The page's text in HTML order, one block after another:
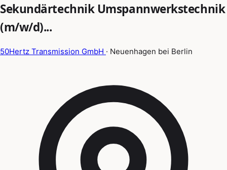
Sekundärtechnik Umspannwerkstechnik
(m/w/d)...
50Hertz Transmission GmbH · Neuenhagen bei Berlin